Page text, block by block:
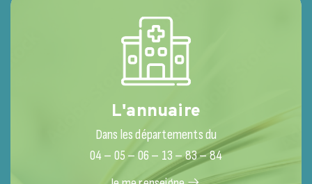
L'annuaire
Dans les départements du
04 – 05 – 06 – 13 – 83 – 84